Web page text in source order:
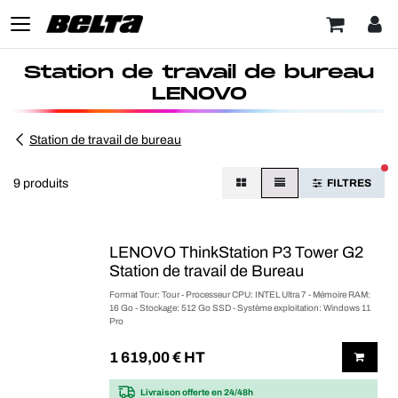
Station de travail de bureau
LENOVO
Station de travail de bureau
9 produits FILTRES
LENOVO ThinkStation P3 Tower G2
Station de travail de Bureau
Format Tour: Tour - Processeur CPU: INTEL Ultra 7 - Mémoire RAM:
16 Go - Stockage: 512 Go SSD - Système exploitation: Windows 11
Pro
1 619,00€ HT
Livraison offerteen 24/48h